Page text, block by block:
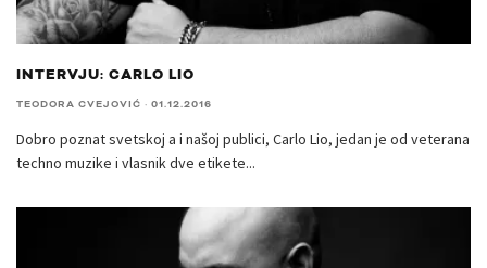
INTERVJU: CARLO LIO
TEODORA CVEJOVIĆ · 01.12.2016
Dobro poznat svetskoj a i našoj publici, Carlo Lio, jedan je od veterana
techno muzike i vlasnik dve etikete...